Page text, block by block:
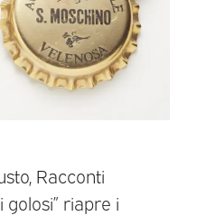
Racconti
riapre i